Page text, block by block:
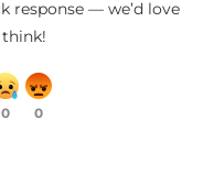
response — we’d love
0 0